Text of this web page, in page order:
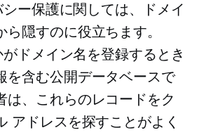
ー保護に関しては、ドメイ
ら隠すのに役立ちます。
ドメイン名を登録するとき
を含む公開データベースで
は、これらのレコードをク
アドレスを探すことがよく